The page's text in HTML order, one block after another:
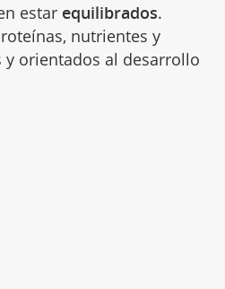
estar equilibrados.
nutrientes y
y orientados al desarrollo